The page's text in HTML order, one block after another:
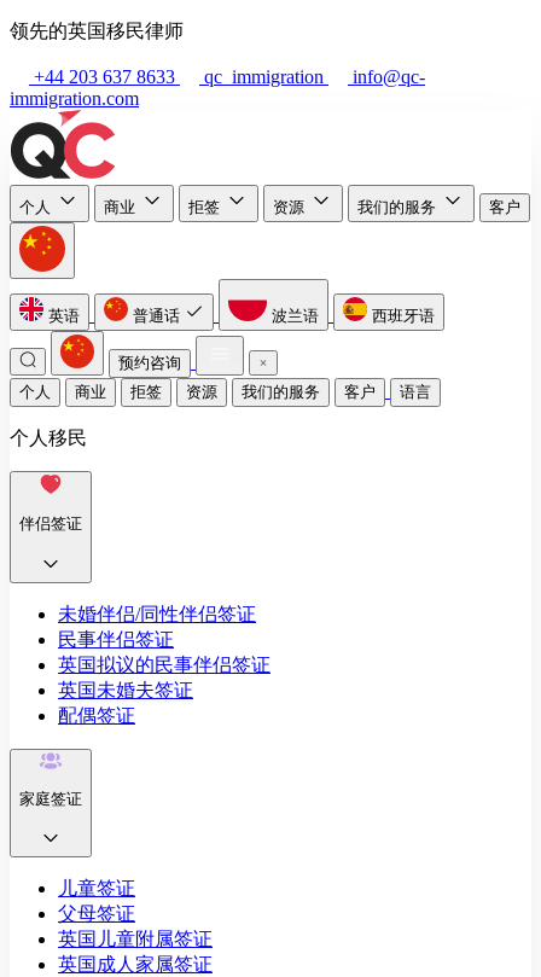
领先的英国移民律师
+44 203 637 8633 qc_immigration
info@qc-
immigration.com
个人 商业 拒签 资源 我们的服务 客户
英语 普通话 波兰语 西班牙语
预约咨询
个人
商业 拒签 资源 我们的服务 客户 语言
个人移民
伴侣签证
未婚伴侣/同性伴侣签证
民事伴侣签证
英国拟议的民事伴侣签证
英国未婚夫签证
配偶签证
家庭签证
儿童签证
父母签证
英国儿童附属签证
英国成人家属签证